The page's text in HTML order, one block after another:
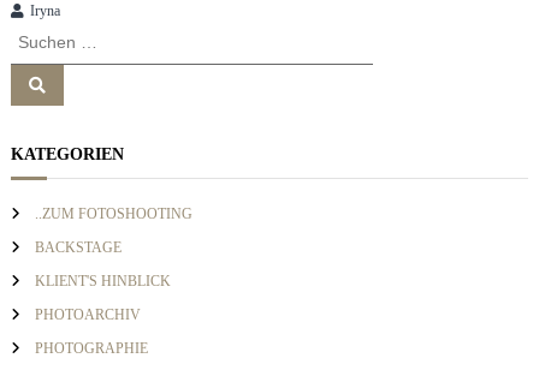
n
a
v
i
g
a
Iryna
h
n
n
a
:
S
e
n
KATEGORIEN
..ZUM FOTOSHOOTING
BACKSTAGE
KLIENT'S HINBLICK
PHOTOARCHIV
PHOTOGRAPHIE